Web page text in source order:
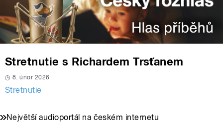
Stretnutie s Richardem Trsťanem
8. únor 2026
Stretnutie
Největší audioportál na českém internetu